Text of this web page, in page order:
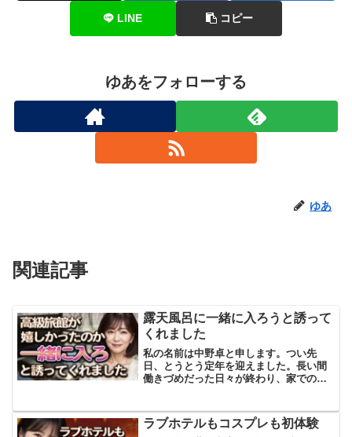
LINE コピー
ゆあをフォローする
ゆあ
関連記事
露天風呂に一緒に入ろうと誘って
くれました
私の名前は中野卓と申します。つい先
日、とうとう定年を迎えました。長い間
働きづめだった日々が終わり、家でのん
と二人きりで過ごす時間には、どうも慣
れません。というよりも妻がイ...
ラブホテルもコスプレも初体験